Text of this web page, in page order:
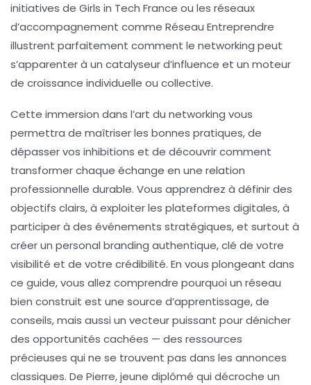
initiatives de Girls in Tech France ou les réseaux
d’accompagnement comme Réseau Entreprendre
illustrent parfaitement comment le networking peut
s’apparenter à un catalyseur d’influence et un moteur
de croissance individuelle ou collective.
Cette immersion dans l’art du networking vous
permettra de maîtriser les bonnes pratiques, de
dépasser vos inhibitions et de découvrir comment
transformer chaque échange en une relation
professionnelle durable. Vous apprendrez à définir des
objectifs clairs, à exploiter les plateformes digitales, à
participer à des événements stratégiques, et surtout à
créer un personal branding authentique, clé de votre
visibilité et de votre crédibilité. En vous plongeant dans
ce guide, vous allez comprendre pourquoi un réseau
bien construit est une source d’apprentissage, de
conseils, mais aussi un vecteur puissant pour dénicher
des opportunités cachées — des ressources
précieuses qui ne se trouvent pas dans les annonces
classiques. De Pierre, jeune diplômé qui décroche un